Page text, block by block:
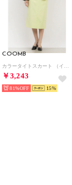
COOMB
￥3,243
81% 15